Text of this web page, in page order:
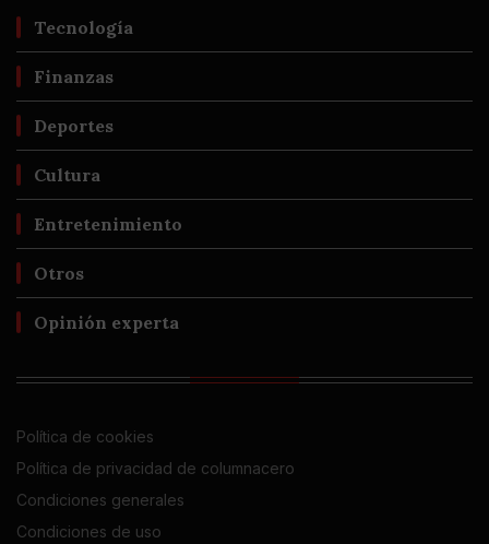
Tecnología
Finanzas
Deportes
Cultura
Entretenimiento
Otros
Opinión experta
Política de cookies
Política de privacidad de columnacero
Condiciones generales
Condiciones de uso